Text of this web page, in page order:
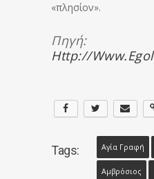
«πλησίον».
Πηγή:
Http://
Tags: Αγία Γραφή
Αμβρόσιος